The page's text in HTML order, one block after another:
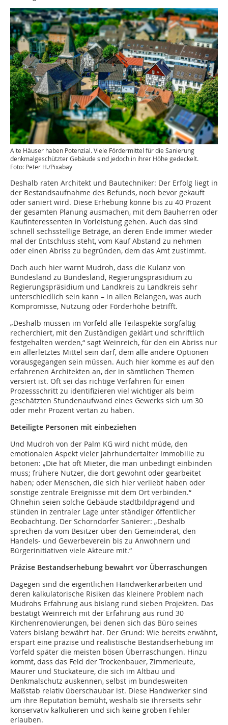
Alte Häuser haben Potenzial. Viele Fördermittel für die Sanierung
denkmalgeschützter Gebäude sind jedoch in ihrer Höhe gedeckelt.
Foto: Peter H./Pixabay
Deshalb raten Architekt und Bautechniker: Der Erfolg liegt in
der Bestandsaufnahme des Befunds, noch bevor gekauft
oder saniert wird. Diese Erhebung könne bis zu 40 Prozent
der gesamten Planung ausmachen, mit dem Bauherren oder
Kaufinteressenten in Vorleistung gehen. Auch das sind
schnell sechsstellige Beträge, an deren Ende immer wieder
mal der Entschluss steht, vom Kauf Abstand zu nehmen
oder einen Abriss zu begründen, dem das Amt zustimmt.
Doch auch hier warnt Mudroh, dass die Kulanz von
Bundesland zu Bundesland, Regierungspräsidium zu
Regierungspräsidium und Landkreis zu Landkreis sehr
unterschiedlich sein kann – in allen Belangen, was auch
Kompromisse, Nutzung oder Förderhöhe betrifft.
„Deshalb müssen im Vorfeld alle Teilaspekte sorgfältig
recherchiert, mit den Zuständigen geklärt und schriftlich
festgehalten werden,“ sagt Weinreich, für den ein Abriss nur
ein allerletztes Mittel sein darf, dem alle andere Optionen
vorausgegangen sein müssen. Auch hier komme es auf den
erfahrenen Architekten an, der in sämtlichen Themen
versiert ist. Oft sei das richtige Verfahren für einen
Prozessschritt zu identifizieren viel wichtiger als beim
geschätzten Stundenaufwand eines Gewerks sich um 30
oder mehr Prozent vertan zu haben.
Beteiligte Personen mit einbeziehen
Und Mudroh von der Palm KG wird nicht müde, den
emotionalen Aspekt vieler jahrhundertalter Immobilie zu
betonen: „Die hat oft Mieter, die man unbedingt einbinden
muss; frühere Nutzer, die dort gewohnt oder gearbeitet
haben; oder Menschen, die sich hier verliebt haben oder
sonstige zentrale Ereignisse mit dem Ort verbinden.“
Ohnehin seien solche Gebäude stadtbildprägend und
stünden in zentraler Lage unter ständiger öffentlicher
Beobachtung. Der Schorndorfer Sanierer: „Deshalb
sprechen da vom Besitzer über den Gemeinderat, den
Handels- und Gewerbeverein bis zu Anwohnern und
Bürgerinitiativen viele Akteure mit.“
Präzise Bestandserhebung bewahrt vor Überraschungen
Dagegen sind die eigentlichen Handwerkerarbeiten und
deren kalkulatorische Risiken das kleinere Problem nach
Mudrohs Erfahrung aus bislang rund sieben Projekten. Das
bestätigt Weinreich mit der Erfahrung aus rund 30
Kirchenrenovierungen, bei denen sich das Büro seines
Vaters bislang bewährt hat. Der Grund: Wie bereits erwähnt,
erspart eine präzise und realistische Bestandserhebung im
Vorfeld später die meisten bösen Überraschungen. Hinzu
kommt, dass das Feld der Trockenbauer, Zimmerleute,
Maurer und Stuckateure, die sich im Altbau und
Denkmalschutz auskennen, selbst im bundesweiten
Maßstab relativ überschaubar ist. Diese Handwerker sind
um ihre Reputation bemüht, weshalb sie ihrerseits sehr
konservativ kalkulieren und sich keine groben Fehler
erlauben.